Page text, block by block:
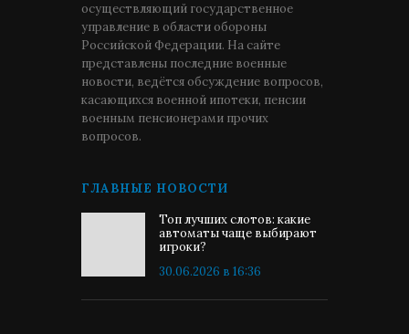
осуществляющий государственное
управление в области обороны
Российской Федерации. На сайте
представлены последние военные
новости, ведётся обсуждение вопросов,
касающихся военной ипотеки, пенсии
военным пенсионерами прочих
вопросов.
ГЛАВНЫЕ НОВОСТИ
Топ лучших слотов: какие
автоматы чаще выбирают
игроки?
30.06.2026 в 16:36